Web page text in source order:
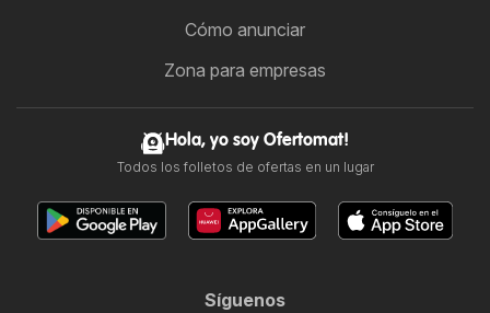
Cómo anunciar
Zona para empresas
Hola, yo soy Ofertomat!
Todos los folletos de ofertas en un lugar
Síguenos